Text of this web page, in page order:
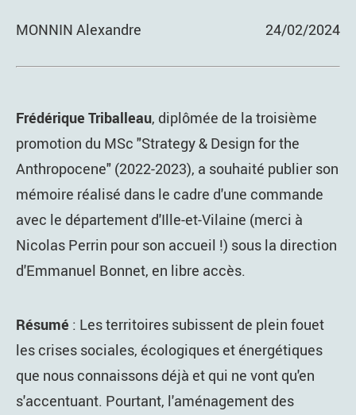
MONNIN Alexandre 24/02/2024
Frédérique Triballeau, diplômée de la troisième
promotion du MSc "Strategy & Design for the
Anthropocene" (2022-2023), a souhaité publier son
mémoire réalisé dans le cadre d'une commande
avec le département d'Ille-et-Vilaine (merci à
Nicolas Perrin pour son accueil !) sous la direction
d'Emmanuel Bonnet, en libre accès.
Résumé : Les territoires subissent de plein fouet
les crises sociales, écologiques et énergétiques
que nous connaissons déjà et qui ne vont qu'en
s'accentuant. Pourtant, l'aménagement des